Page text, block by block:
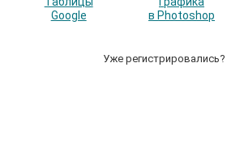
Google
в Photoshop
Уже регистрировались?